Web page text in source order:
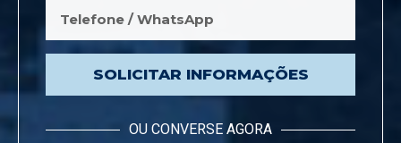
SOLICITAR INFORMAÇÕES
OU CONVERSE AGORA